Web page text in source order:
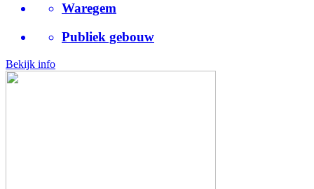
Waregem
Publiek gebouw
Bekijk info